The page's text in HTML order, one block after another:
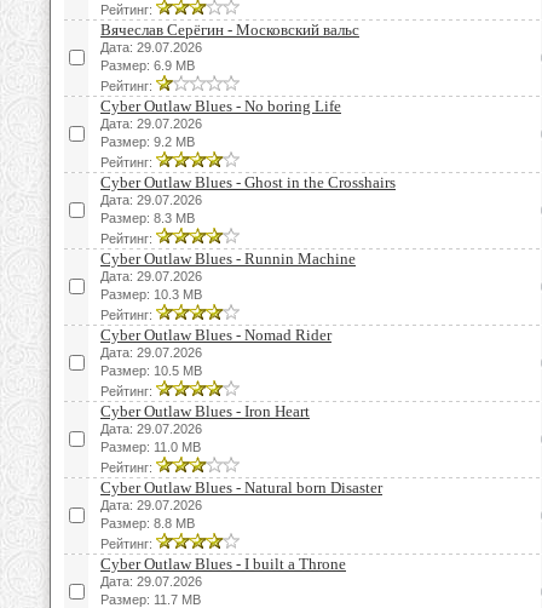
Рейтинг:
Вячеслав Серёгин - Московский вальс
Дата: 29.07.2026
Размер: 6.9 MB
Рейтинг:
Cyber Outlaw Blues - No boring Life
Дата: 29.07.2026
Размер: 9.2 MB
Рейтинг:
Cyber Outlaw Blues - Ghost in the Crosshairs
Дата: 29.07.2026
Размер: 8.3 MB
Рейтинг:
Cyber Outlaw Blues - Runnin Machine
Дата: 29.07.2026
Размер: 10.3 MB
Рейтинг:
Cyber Outlaw Blues - Nomad Rider
Дата: 29.07.2026
Размер: 10.5 MB
Рейтинг:
Cyber Outlaw Blues - Iron Heart
Дата: 29.07.2026
Размер: 11.0 MB
Рейтинг:
Cyber Outlaw Blues - Natural born Disaster
Дата: 29.07.2026
Размер: 8.8 MB
Рейтинг:
Cyber Outlaw Blues - I built a Throne
Дата: 29.07.2026
Размер: 11.7 MB